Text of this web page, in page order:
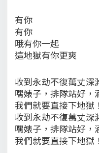
有你
有你
哦有你一起
這地獄有你更爽
收到永劫不復萬丈深
嘿婊子，排隊站好，
我們就要直接下地獄！
收到永劫不復萬丈深
嘿婊子，排隊站好，
我們就要直接下地獄！